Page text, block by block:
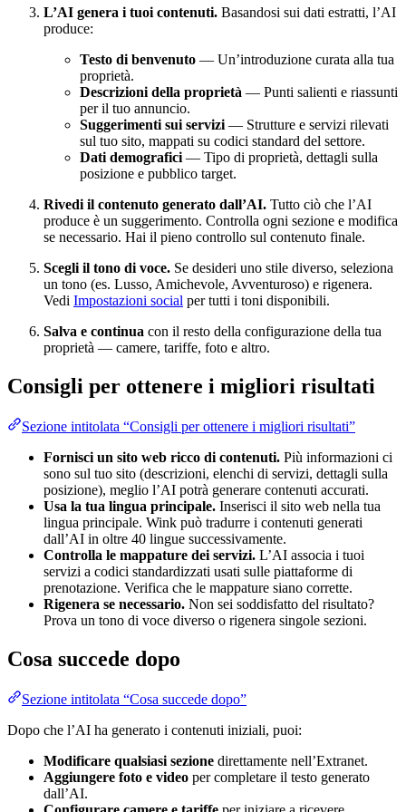
L’AI genera i tuoi contenuti. Basandosi sui dati estratti, l’AI
produce:
Testo di benvenuto — Un’introduzione curata alla tua
proprietà.
Descrizioni della proprietà — Punti salienti e riassunti
per il tuo annuncio.
Suggerimenti sui servizi — Strutture e servizi rilevati
sul tuo sito, mappati su codici standard del settore.
Dati demografici — Tipo di proprietà, dettagli sulla
posizione e pubblico target.
Rivedi il contenuto generato dall’AI. Tutto ciò che l’AI
produce è un suggerimento. Controlla ogni sezione e modifica
se necessario. Hai il pieno controllo sul contenuto finale.
Scegli il tono di voce. Se desideri uno stile diverso, seleziona
un tono (es. Lusso, Amichevole, Avventuroso) e rigenera.
Vedi Impostazioni social per tutti i toni disponibili.
Salva e continua con il resto della configurazione della tua
proprietà — camere, tariffe, foto e altro.
Consigli per ottenere i migliori risultati
Sezione intitolata “Consigli per ottenere i migliori risultati”
Fornisci un sito web ricco di contenuti. Più informazioni ci
sono sul tuo sito (descrizioni, elenchi di servizi, dettagli sulla
posizione), meglio l’AI potrà generare contenuti accurati.
Usa la tua lingua principale. Inserisci il sito web nella tua
lingua principale. Wink può tradurre i contenuti generati
dall’AI in oltre 40 lingue successivamente.
Controlla le mappature dei servizi. L’AI associa i tuoi
servizi a codici standardizzati usati sulle piattaforme di
prenotazione. Verifica che le mappature siano corrette.
Rigenera se necessario. Non sei soddisfatto del risultato?
Prova un tono di voce diverso o rigenera singole sezioni.
Cosa succede dopo
Sezione intitolata “Cosa succede dopo”
Dopo che l’AI ha generato i contenuti iniziali, puoi:
Modificare qualsiasi sezione direttamente nell’Extranet.
Aggiungere foto e video per completare il testo generato
dall’AI.